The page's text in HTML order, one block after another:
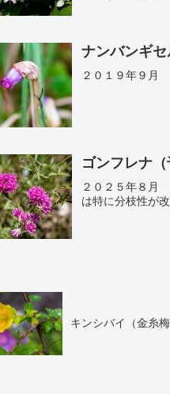
ナンバンギセ
２０１９年９月
ゴンフレナ
２０２５年８月
は特に分枝性が
キンシバイ（金糸梅